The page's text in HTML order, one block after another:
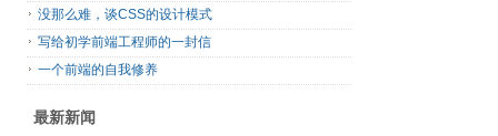
没那么难，谈CSS的设计模式
写给初学前端工程师的一封信
一个前端的自我修养
最新新闻